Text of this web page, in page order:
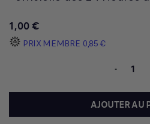
1,00 €
PRIX MEMBRE 0,85 €
-
AJOUTER AU